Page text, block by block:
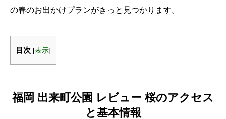
の春のお出かけプランがきっと見つかります。
目次 [表示]
福岡 出来町公園 レビュー 桜のアクセス
と基本情報